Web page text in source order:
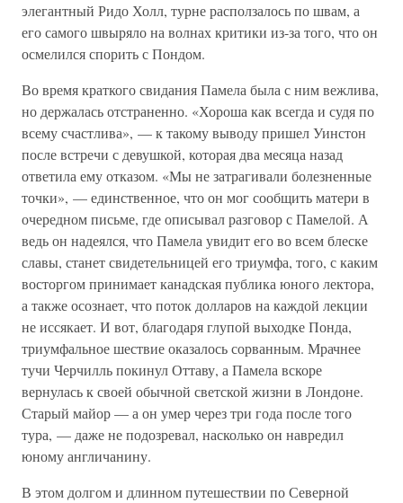
элегантный Ридо Холл, турне расползалось по швам, а
его самого швыряло на волнах критики из-за того, что он
осмелился спорить с Пондом.
Во время краткого свидания Памела была с ним вежлива,
но держалась отстраненно. «Хороша как всегда и судя по
всему счастлива», — к такому выводу пришел Уинстон
после встречи с девушкой, которая два месяца назад
ответила ему отказом. «Мы не затрагивали болезненные
точки», — единственное, что он мог сообщить матери в
очередном письме, где описывал разговор с Памелой. А
ведь он надеялся, что Памела увидит его во всем блеске
славы, станет свидетельницей его триумфа, того, с каким
восторгом принимает канадская публика юного лектора,
а также осознает, что поток долларов на каждой лекции
не иссякает. И вот, благодаря глупой выходке Понда,
триумфальное шествие оказалось сорванным. Мрачнее
тучи Черчилль покинул Оттаву, а Памела вскоре
вернулась к своей обычной светской жизни в Лондоне.
Старый майор — а он умер через три года после того
тура, — даже не подозревал, насколько он навредил
юному англичанину.
В этом долгом и длинном путешествии по Северной